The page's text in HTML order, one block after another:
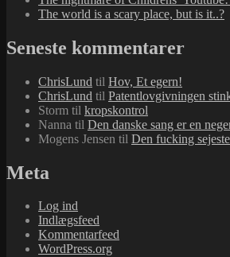
The world is a scary place, but is it..?
Seneste kommentarer
ChrisLund til Hov, Et egern!
ChrisLund til Patentlovgivningen
Storm til kropskontrol
Nanna til Den danske sang er en
Mogens Jensen til Den fucking
Meta
Log ind
Indlægsfeed
Kommentarfeed
WordPress.org